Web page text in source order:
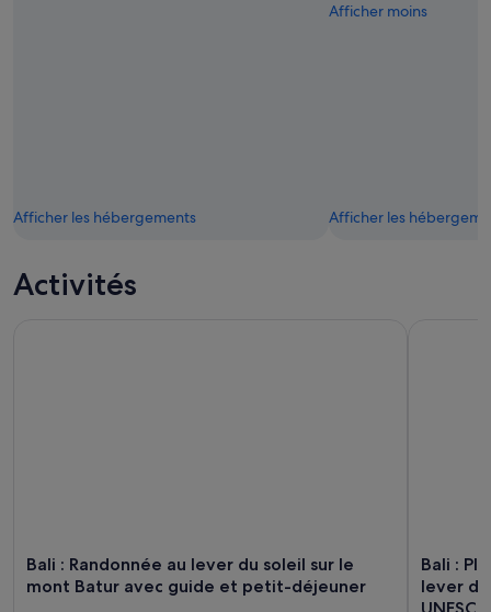
Afficher les hébergements
Afficher moins
Afficher les
Activités
Bali : Randonnée au lever du soleil sur le
mont Batur avec guide et petit-déjeuner
Bali :
lever